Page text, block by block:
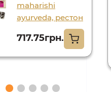
maharishi
ayurveda, рестон
717.75грн.